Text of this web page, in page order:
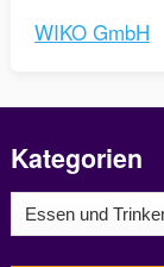
WIKO GmbH
Kategorien
Kategorien